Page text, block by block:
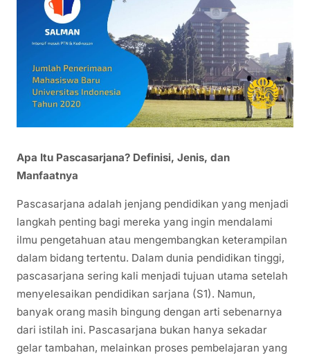
Apa Itu Pascasarjana? Definisi, Jenis, dan
Manfaatnya
Pascasarjana adalah jenjang pendidikan yang menjadi
langkah penting bagi mereka yang ingin mendalami
ilmu pengetahuan atau mengembangkan keterampilan
dalam bidang tertentu. Dalam dunia pendidikan tinggi,
pascasarjana sering kali menjadi tujuan utama setelah
menyelesaikan pendidikan sarjana (S1). Namun,
banyak orang masih bingung dengan arti sebenarnya
dari istilah ini. Pascasarjana bukan hanya sekadar
gelar tambahan, melainkan proses pembelajaran yang